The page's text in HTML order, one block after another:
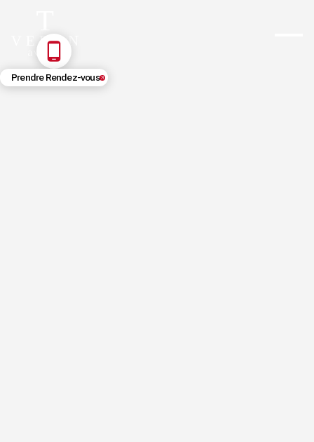
Prendre Rendez-vous